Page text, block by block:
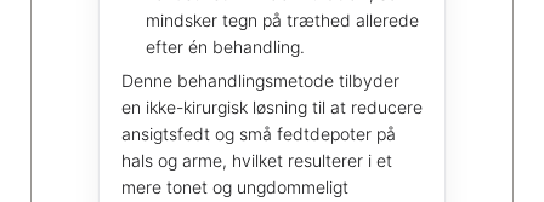
mindsker tegn på træthed allerede
efter én behandling.
Denne behandlingsmetode tilbyder
en ikke-kirurgisk løsning til at reducere
ansigtsfedt og små fedtdepoter på
hals og arme, hvilket resulterer i et
mere tonet og ungdommeligt